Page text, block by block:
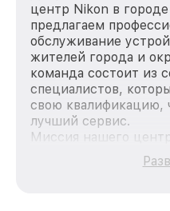
центр Nikon в
предлагаем
обслуживание
жителей города и
команда состоит из
специалистов,
свою квалификацию,
лучший сервис.
Миссия нашего
качественный и
каждого